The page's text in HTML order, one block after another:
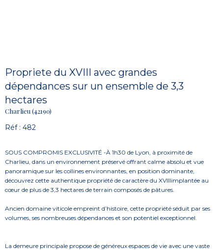
Propriete du XVIII avec grandes
dépendances sur un ensemble de 3,3
hectares
Charlieu (42190)
Réf : 482
SOUS COMPROMIS EXCLUSIVITÉ -À 1h30 de Lyon, à proximité de
Charlieu, dans un environnement préservé offrant calme absolu et vue
panoramique sur les collines environnantes, en position dominante,
découvrez cette authentique propriété de caractère du XVIIIimplantée au
cœur de plus de 3,3 hectares de terrain composés de pâtures.
Ancien domaine viticole empreint d’histoire, cette propriété séduit par ses
volumes, ses nombreuses dépendances et son potentiel exceptionnel.
La demeure principale propose de généreux espaces de vie avec une vaste